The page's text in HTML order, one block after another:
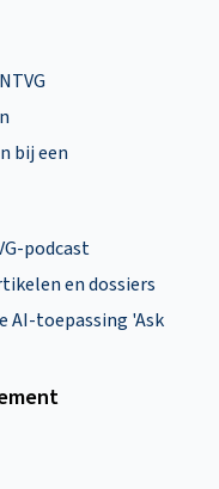
bij een
podcast
en dossiers
AI-toepassing 'Ask